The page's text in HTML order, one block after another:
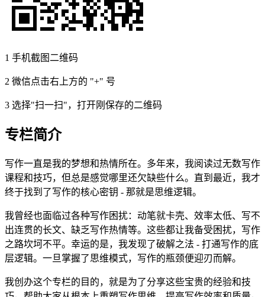
1 手机截图二维码
2 微信点击右上方的 "+" 号
3 选择"扫一扫"，打开刚保存的二维码
专栏简介
写作一直是我的梦想和热情所在。多年来，我阅读过无数写作
课程和技巧，但总是感觉哪里还欠缺些什么。直到最近，我才
终于找到了写作的核心密钥 - 那就是思维逻辑。
我曾经也面临过各种写作困扰：动笔就卡壳、效率太低、写不
出连贯的长文、缺乏写作热情等。这些都让我备受困扰，写作
之路坎坷不平。幸运的是，我发现了破解之法 - 打通写作的底
层逻辑。一旦掌握了思维模式，写作的瓶颈便迎刃而解。
我创办这个专栏的目的，就是为了分享这些宝贵的经验和技